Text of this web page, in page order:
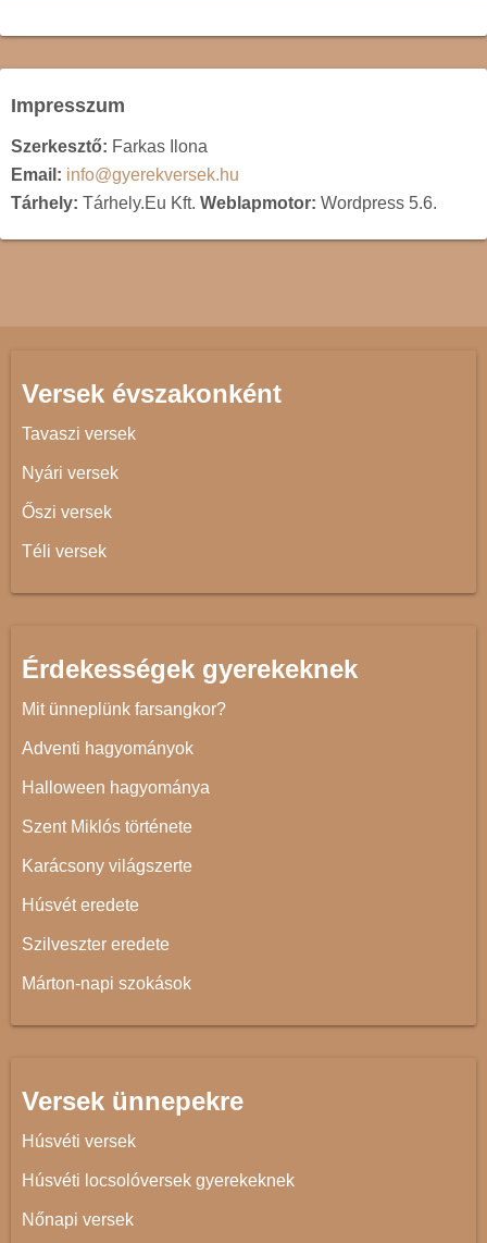
Impresszum
Szerkesztő: Farkas Ilona
Email: info@gyerekversek.hu
Tárhely: Tárhely.Eu Kft. Weblapmotor: Wordpress 5.6.
Versek évszakonként
Tavaszi versek
Nyári versek
Őszi versek
Téli versek
Érdekességek gyerekeknek
Mit ünneplünk farsangkor?
Adventi hagyományok
Halloween hagyománya
Szent Miklós története
Karácsony világszerte
Húsvét eredete
Szilveszter eredete
Márton-napi szokások
Versek ünnepekre
Húsvéti versek
Húsvéti locsolóversek gyerekeknek
Nőnapi versek